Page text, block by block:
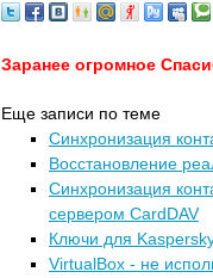
Заранее огромное
Еще записи по теме
Синхронизация
Восстановление
Синхронизация
сервером CardDAV
Ключи для
VirtualBox - не